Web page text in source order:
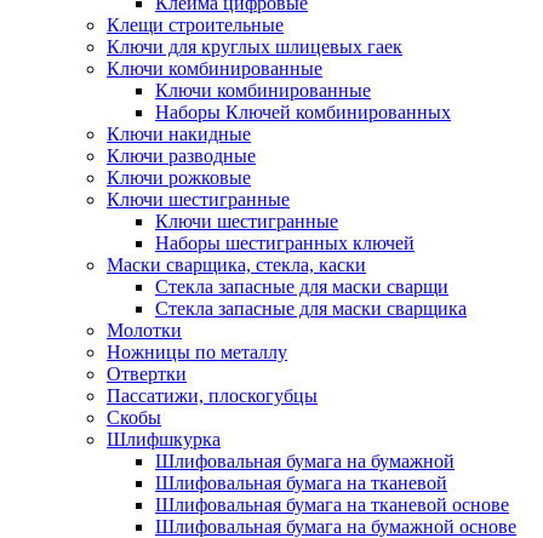
Клещи строительные
Ключи для круглых шлицевых гаек
Ключи комбинированные
Ключи комбинированные
Наборы Ключей комбинированных
Ключи накидные
Ключи разводные
Ключи рожковые
Ключи шестигранные
Ключи шестигранные
Наборы шестигранных ключей
Маски сварщика, стекла, каски
Стекла запасные для маски сварщи
Стекла запасные для маски сварщика
Молотки
Ножницы по металлу
Отвертки
Пассатижи, плоскогубцы
Скобы
Шлифшкурка
Шлифовальная бумага на бумажной
Шлифовальная бумага на тканевой
Шлифовальная бумага на тканевой основе
Шлифовальная бумага на бумажной основе